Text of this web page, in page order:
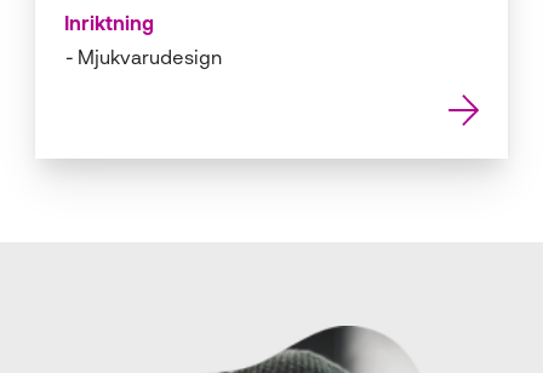
Inriktning
Mjukvarudesign